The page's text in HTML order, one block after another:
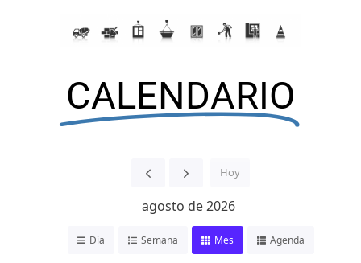
CALENDARIO
Hoy
agosto de 2026
Día Semana Mes Agenda